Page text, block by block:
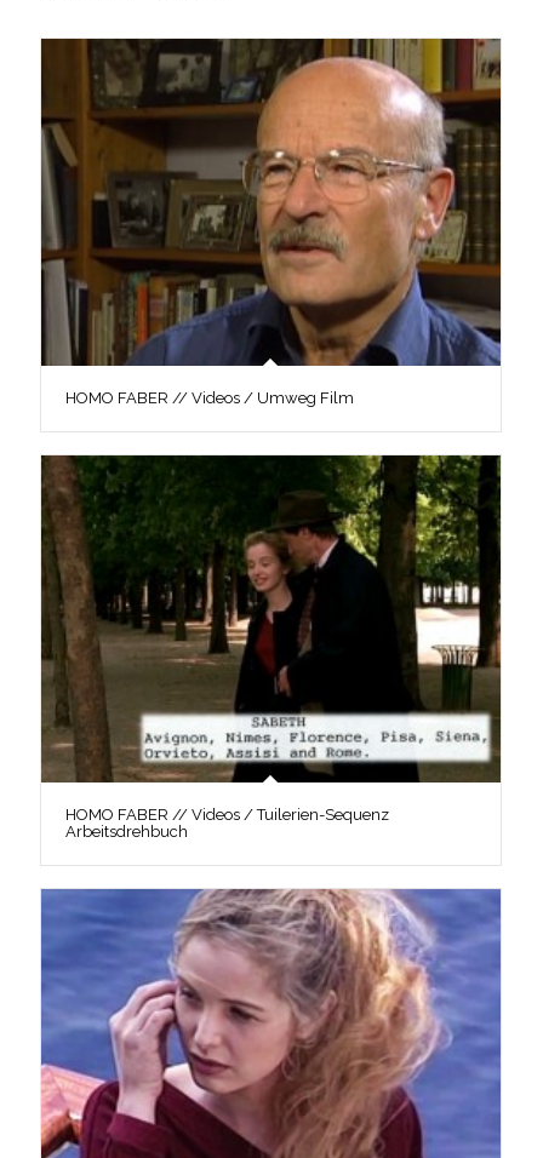
HOMO FABER // Videos / Umweg Film
HOMO FABER // Videos / Tuilerien-Sequenz
Arbeitsdrehbuch